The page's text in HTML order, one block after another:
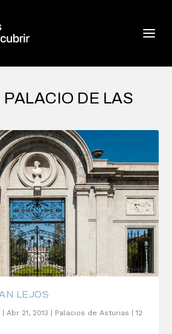
PALACIO DE LAS
LEJOS
| Abr 21, 2013 | Palacios de Asturias |12